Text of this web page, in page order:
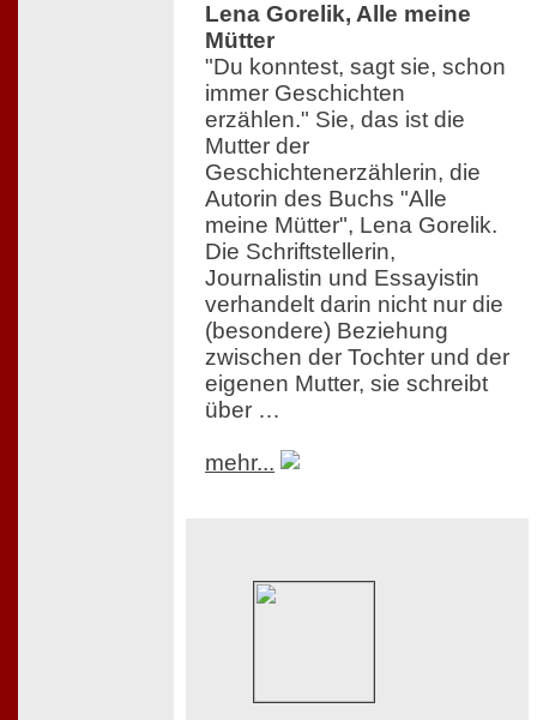
Lena Gorelik, Alle meine
Mütter
"Du konntest, sagt sie, schon
immer Geschichten
erzählen." Sie, das ist die
Mutter der
Geschichtenerzählerin, die
Autorin des Buchs "Alle
meine Mütter", Lena Gorelik.
Die Schriftstellerin,
Journalistin und Essayistin
verhandelt darin nicht nur die
(besondere) Beziehung
zwischen der Tochter und der
eigenen Mutter, sie schreibt
über …
mehr...